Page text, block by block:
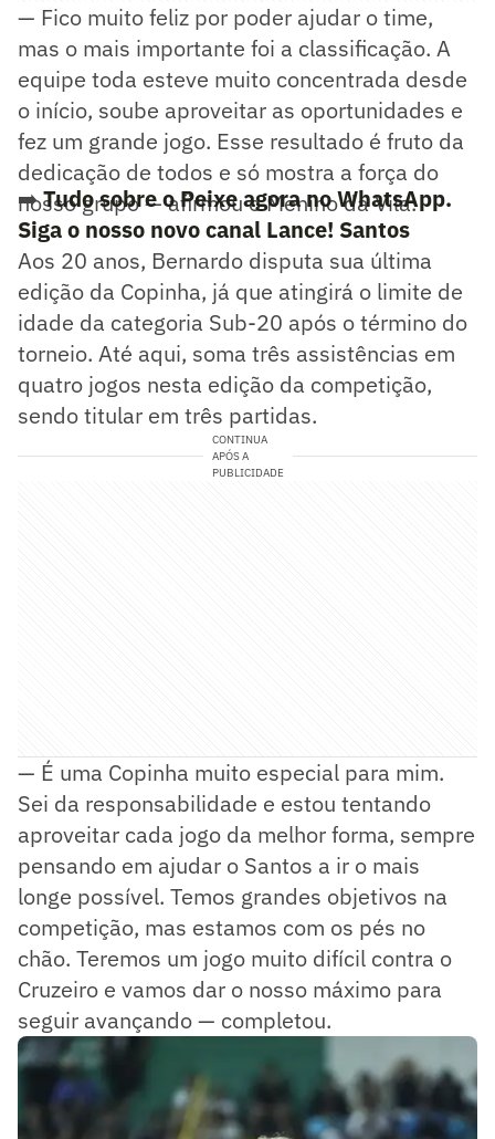
— Fico muito feliz por poder ajudar o time,
mas o mais importante foi a classificação. A
equipe toda esteve muito concentrada desde
o início, soube aproveitar as oportunidades e
fez um grande jogo. Esse resultado é fruto da
dedicação de todos e só mostra a força do
nosso grupo — afirmou o Menino da Vila.
➡️Tudo sobre o Peixe agora no WhatsApp.
Siga o nosso novo canal Lance! Santos
Aos 20 anos, Bernardo disputa sua última
edição da Copinha, já que atingirá o limite de
idade da categoria Sub-20 após o término do
torneio. Até aqui, soma três assistências em
quatro jogos nesta edição da competição,
sendo titular em três partidas.
CONTINUA
APÓS A
PUBLICIDADE
— É uma Copinha muito especial para mim.
Sei da responsabilidade e estou tentando
aproveitar cada jogo da melhor forma, sempre
pensando em ajudar o Santos a ir o mais
longe possível. Temos grandes objetivos na
competição, mas estamos com os pés no
chão. Teremos um jogo muito difícil contra o
Cruzeiro e vamos dar o nosso máximo para
seguir avançando — completou.